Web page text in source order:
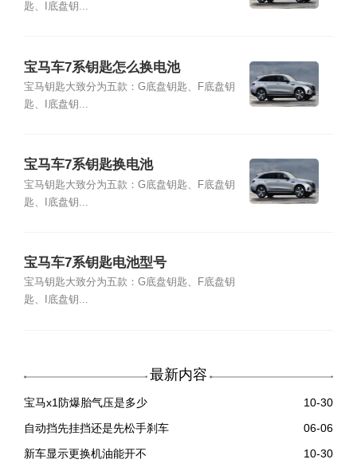
匙、I底盘钥...
宝马车7系钥匙怎么换电池
宝马钥匙大致分为五款：G底盘钥匙、F底盘钥
匙、I底盘钥...
宝马车7系钥匙换电池
宝马钥匙大致分为五款：G底盘钥匙、F底盘钥
匙、I底盘钥...
宝马车7系钥匙电池型号
宝马钥匙大致分为五款：G底盘钥匙、F底盘钥
匙、I底盘钥...
最新内容
宝马x1防爆胎气压是多少
10-30
自动挡先挂挡还是先松手刹车
06-06
新车显示更换机油能开不
10-30